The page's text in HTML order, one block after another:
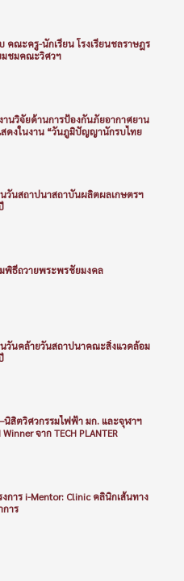
คณะครู-นักเรียน โรงเรียนชลราษฎร
มชมคณะวิศวฯ
นวิจัยด้านการป้องกันภัยอากาศยาน
ดงในงาน “วันภูมิปัญญานักรบไทย
วันสถาปนาสถาบันผลิตผลเกษตรฯ
พิธีถวายพระพรชัยมงคล
วันคล้ายวันสถาปนาคณะสิ่งแวดล้อม
นิสิตวิศวกรรมไฟฟ้า มก. และจุฬาฯ
จาก TECH PLANTER
การ i-Mentor: Clinic คลินิกเส้นทาง
าร